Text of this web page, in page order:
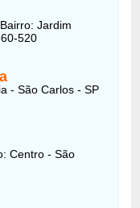
Jardim
520
- São Carlos - SP
Centro - São